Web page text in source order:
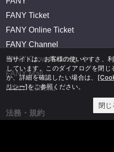
FANY Ticket
FANY Online Ticket
FANY Channel
FANY Crowdfunding
FANY Mall
FANY Commu
法務・規約
当サイトは、お客様の使いやすさ、
しています。このダイアログを閉
か、詳細を確認したい場合は、
リシー]をご参照ください。
閉じ